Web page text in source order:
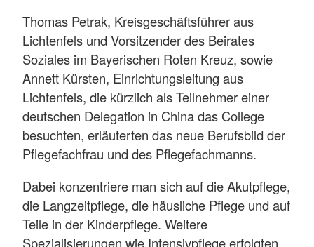
Thomas Petrak, Kreisgeschäftsführer aus
Lichtenfels und Vorsitzender des Beirates
Soziales im Bayerischen Roten Kreuz, sowie
Annett Kürsten, Einrichtungsleitung aus
Lichtenfels, die kürzlich als Teilnehmer einer
deutschen Delegation in China das College
besuchten, erläuterten das neue Berufsbild der
Pflegefachfrau und des Pflegefachmanns.
Dabei konzentriere man sich auf die Akutpflege,
die Langzeitpflege, die häusliche Pflege und auf
Teile in der Kinderpflege. Weitere
Spezialisierungen wie Intensivpflege erfolgten